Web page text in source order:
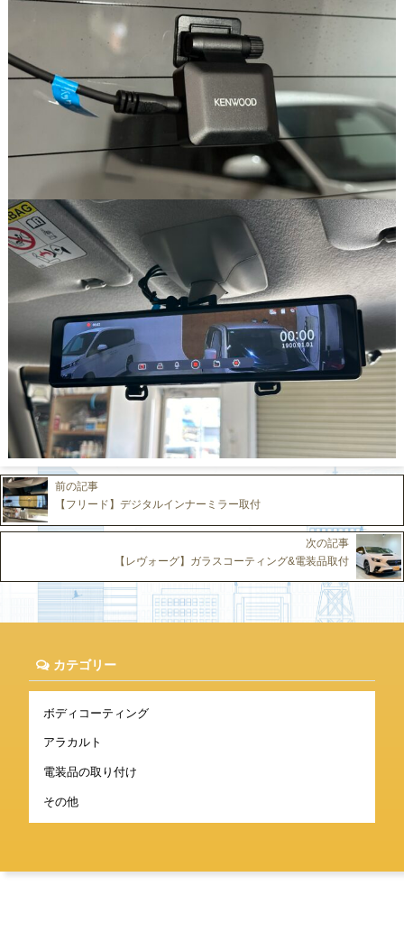
前の記事
【フリード】デジタルインナーミラー取付
次の記事
【レヴォーグ】ガラスコーティング&電装品取付
カテゴリー
ボディコーティング
アラカルト
電装品の取り付け
その他